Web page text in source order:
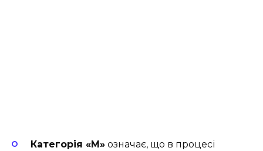
Категорія «М» означає, що в процесі